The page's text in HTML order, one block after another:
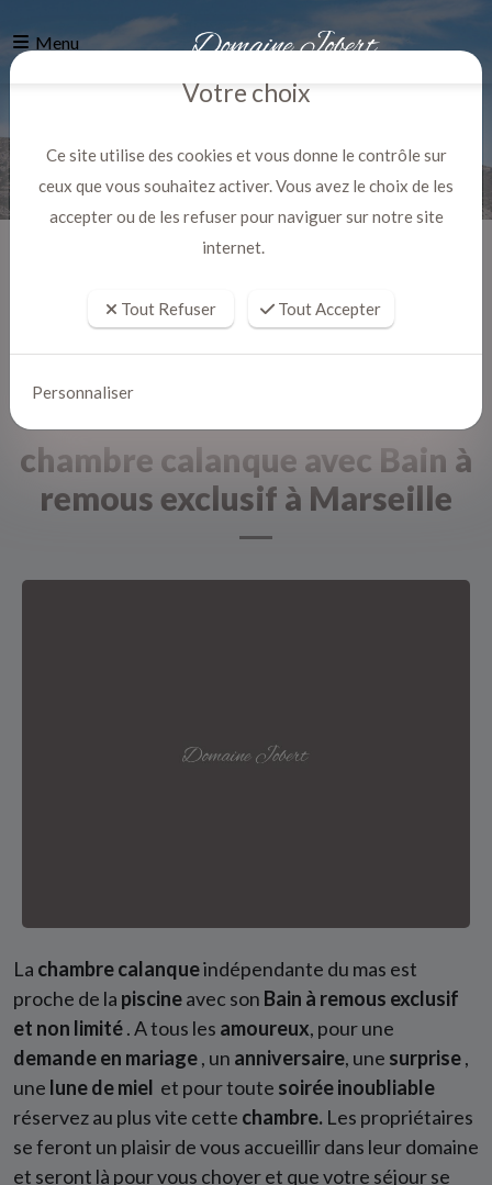
Menu
chambre calanque avec Bain à
remous exclusif à Marseille
La chambre calanqueindépendante du mas est
proche de la piscineavec son Bain à remous exclusif
et non limité. A tous les amoureux, pour une
demande en mariage, un anniversaire, une surprise,
une lune de miel et pour toute soirée inoubliable
réservez au plus vite cette chambre. Les propriétaires
se feront un plaisir de vous accueillir dans leur domaine
et seront là pour vous choyer et que votre séjour se
Votre choix
Ce site utilise des cookies et vous donne le contrôle sur
ceux que vous souhaitez activer. Vous avez le choix de les
accepter ou de les refuser pour naviguer sur notre site
internet.
Tout Refuser Tout Accepter
Personnaliser